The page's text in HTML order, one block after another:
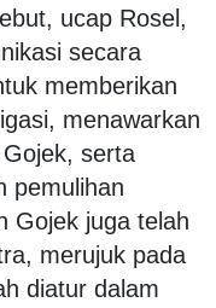
ucap Rosel,
secara
memberikan
menawarkan
serta
pemulihan
Gojek juga telah
merujuk pada
diatur dalam